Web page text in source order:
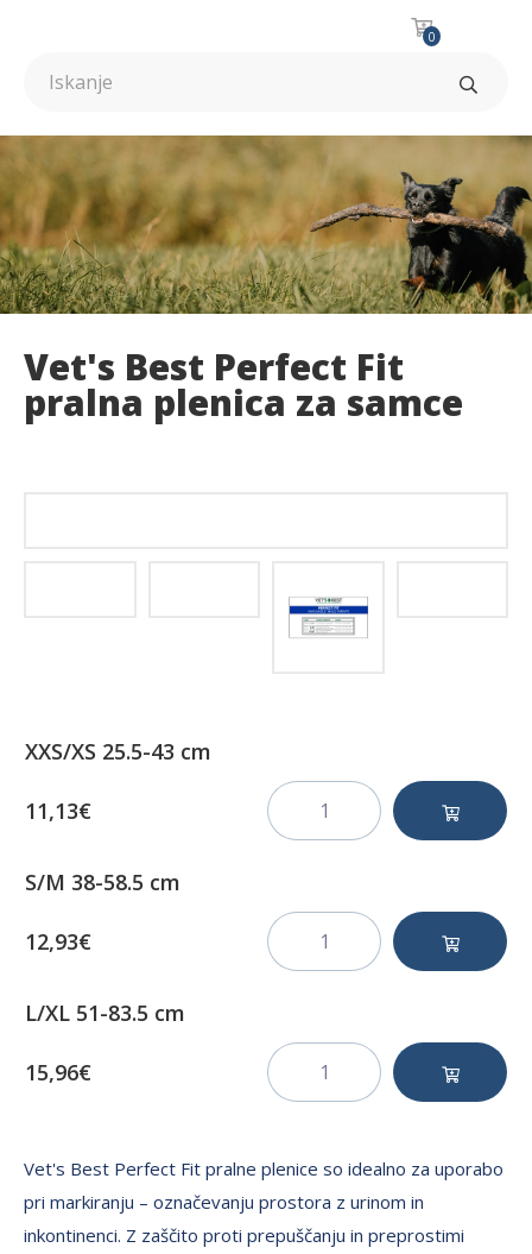
0
Vet's Best Perfect Fit
pralna plenica za samce
XXS/XS 25.5-43 cm
11,13€
S/M 38-58.5 cm
12,93€
L/XL 51-83.5 cm
15,96€
Vet's Best Perfect Fit pralne plenice so idealno za uporabo
pri markiranju – označevanju prostora z urinom in
inkontinenci. Z zaščito proti prepuščanju in preprostimi